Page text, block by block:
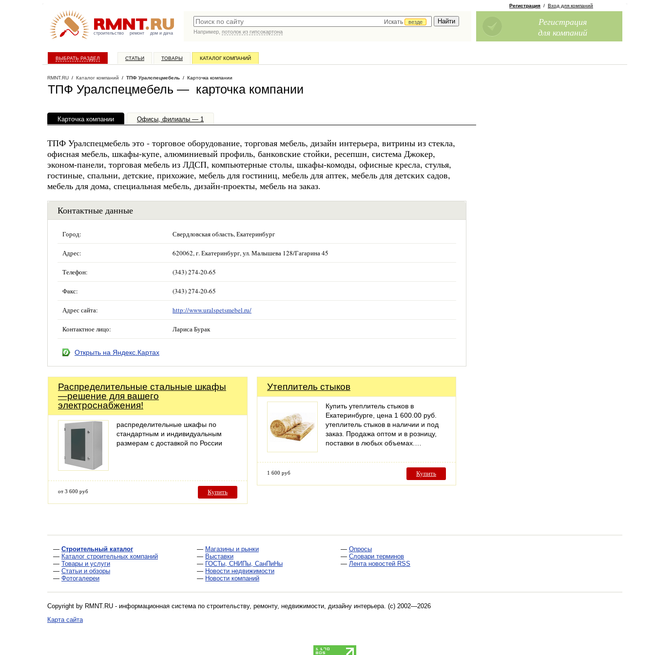
строительство ремонт дом и дача
Искать
везде
Например, потолок из гипсокартона
Регистрация / Вход для компаний
Регистрация
для компаний
ВЫБРАТЬ РАЗДЕЛ СТАТЬИ ТОВАРЫ КАТАЛОГ КОМПАНИЙ
RMNT.RU / Каталог компаний / ТПФ Уралспецмебель / Карточка компании
ТПФ Уралспецмебель — карточка компании
Карточка компании Офисы, филиалы — 1
ТПФ Уралспецмебель это - торговое оборудование, торговая мебель, дизайн интерьера, витрины из стекла,
офисная мебель, шкафы-купе, алюминиевый профиль, банковские стойки, ресепшн, система Джокер,
эконом-панели, торговая мебель из ЛДСП, компьютерные столы, шкафы-комоды, офисные кресла, стулья,
гостиные, спальни, детские, прихожие, мебель для гостиниц, мебель для аптек, мебель для детских садов,
мебель для дома, специальная мебель, дизайн-проекты, мебель на заказ.
Контактные данные
Город: Свердловская область, Екатеринбург
Адрес: 620062, г. Екатеринбург, ул. Малышева 128/Гагарина 45
Телефон: (343) 274-20-65
Факс: (343) 274-20-65
Адрес сайта: http://www.uralspetsmebel.ru/
Контактное лицо: Лариса Бурак
Открыть на Яндекс.Картах
Распределительные стальные шкафы
—решение для вашего
электроснабжения!
распределительные шкафы по
стандартным и индивидуальным
размерам с доставкой по России
от 3 600 руб Купить
Утеплитель стыков
Купить утеплитель стыков в
Екатеринбурге, цена 1 600.00 руб.
утеплитель стыков в наличии и под
заказ. Продажа оптом и в розницу,
поставки в любых объемах.…
1 600 руб Купить
— Строительный каталог
— Каталог строительных компаний
— Товары и услуги
— Статьи и обзоры
— Фотогалереи
— Магазины и рынки
— Выставки
— ГОСТы, СНИПы, СанПиНы
— Новости недвижимости
— Новости компаний
— Опросы
— Словари терминов
— Лента новостей RSS
Copyright by RMNT.RU - информационная система по строительству, ремонту, недвижимости, дизайну интерьера. (c) 2002—2026
Карта сайта